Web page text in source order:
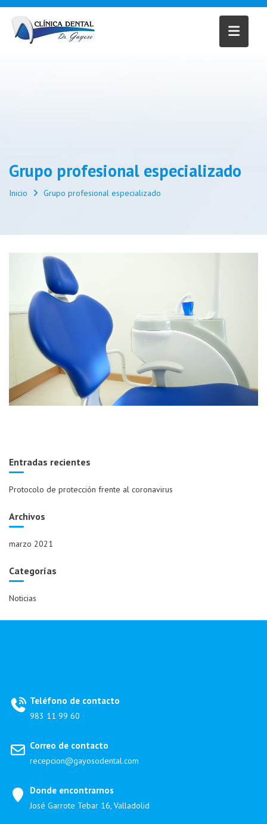
Saltar
contenido
Grupo profesional especializado
Inicio Grupo profesional especializado
Entradas recientes
Protocolo de protección frente al coronavirus
Archivos
marzo 2021
Categorías
Noticias
Teléfono de contacto
983 11 99 60
Correo de contacto
recepcion@gayosodental.com
Donde encontrarnos
José Garrote Tebar 16, Valladolid